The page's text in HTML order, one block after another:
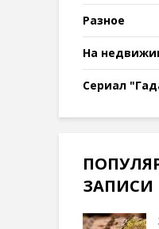
Разное
На
Сериал
ЗАПИСИ